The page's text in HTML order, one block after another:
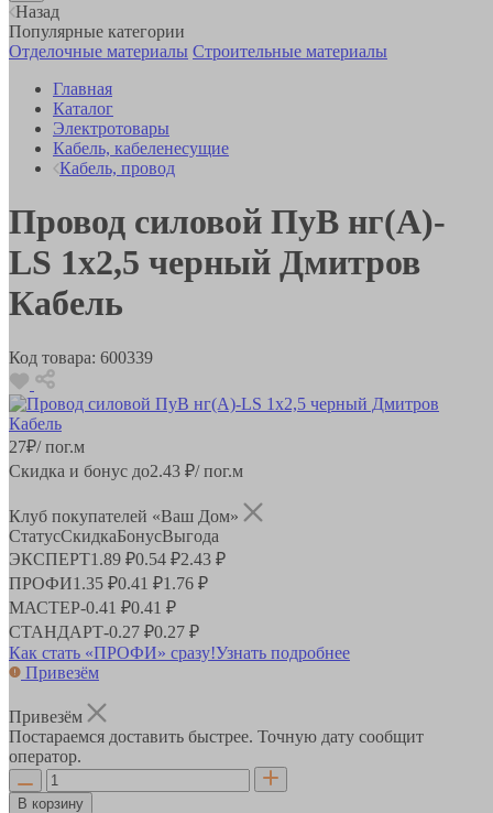
Назад
Популярные категории
Отделочные материалы Строительные материалы
Главная
Каталог
Электротовары
Кабель, кабеленесущие
Кабель, провод
Провод силовой ПуВ нг(А)-
LS 1х2,5 черный Дмитров
Кабель
Код товара: 600339
27₽/ пог.м
Скидка и бонус до2.43 ₽/ пог.м
Клуб покупателей «Ваш Дом»
СтатусСкидкаБонусВыгода
ЭКСПЕРТ1.89 ₽0.54 ₽2.43 ₽
ПРОФИ1.35 ₽0.41 ₽1.76 ₽
МАСТЕР-0.41 ₽0.41 ₽
СТАНДАРТ-0.27 ₽0.27 ₽
Как стать «ПРОФИ» сразу!Узнать подробнее
Привезём
Привезём
Постараемся доставить быстрее. Точную дату сообщит
оператор.
В корзину